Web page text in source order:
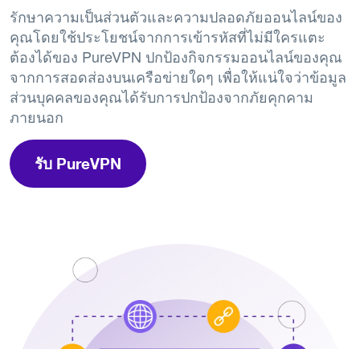
รักษาความเป็นส่วนตัวและความปลอดภัยออนไลน์ของ
คุณโดยใช้ประโยชน์จากการเข้ารหัสที่ไม่มีใครแตะ
ต้องได้ของ PureVPN ปกป้องกิจกรรมออนไลน์ของคุณ
จากการสอดส่องบนเครือข่ายใดๆ เพื่อให้แน่ใจว่าข้อมูล
ส่วนบุคคลของคุณได้รับการปกป้องจากภัยคุกคาม
ภายนอก
รับ PureVPN